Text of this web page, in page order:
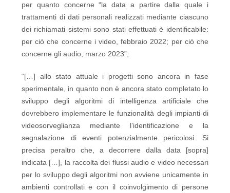
per quanto concerne “la data a partire dalla quale i
trattamenti di dati personali realizzati mediante ciascuno
dei richiamati sistemi sono stati effettuati è identificabile:
per ciò che concerne i video, febbraio 2022; per ciò che
concerne gli audio, marzo 2023”;
“[…] allo stato attuale i progetti sono ancora in fase
sperimentale, in quanto non è ancora stato completato lo
sviluppo degli algoritmi di intelligenza artificiale che
dovrebbero implementare le funzionalità degli impianti di
videosorveglianza mediante l’identificazione e la
segnalazione di eventi potenzialmente pericolosi. Si
precisa peraltro che, a decorrere dalla data [sopra]
indicata […], la raccolta dei flussi audio e video necessari
per lo sviluppo degli algoritmi non avviene unicamente in
ambienti controllati e con il coinvolgimento di persone